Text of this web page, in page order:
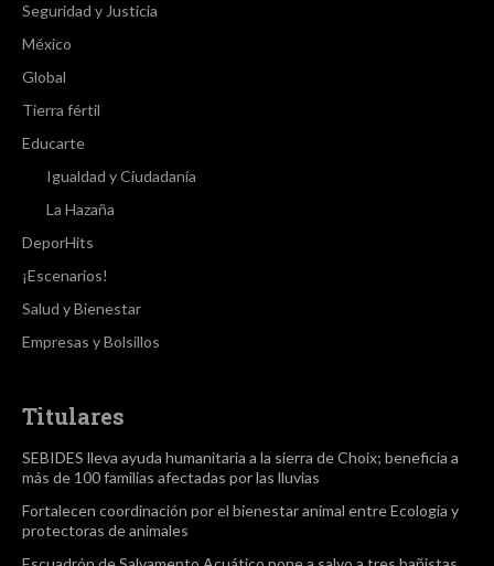
Seguridad y Justicia
México
Global
Tierra fértil
Educarte
Igualdad y Ciudadanía
La Hazaña
DeporHits
¡Escenarios!
Salud y Bienestar
Empresas y Bolsillos
Titulares
SEBIDES lleva ayuda humanitaria a la sierra de Choix; beneficia a
más de 100 familias afectadas por las lluvias
Fortalecen coordinación por el bienestar animal entre Ecología y
protectoras de animales